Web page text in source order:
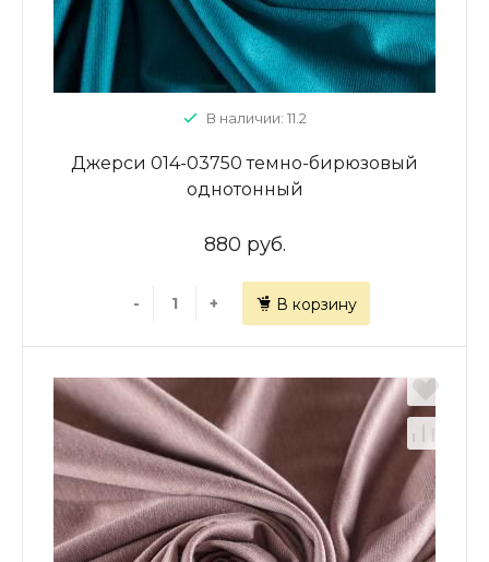
В наличии: 11.2
Джерси 014-03750 темно-бирюзовый
однотонный
880 руб.
- + В корзину